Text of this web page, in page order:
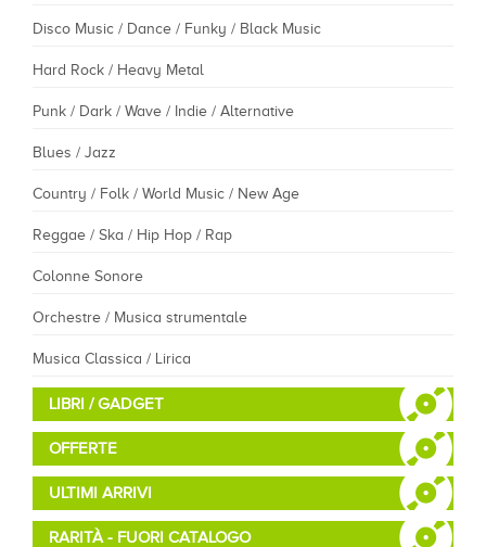
Disco Music / Dance / Funky / Black Music
Hard Rock / Heavy Metal
Punk / Dark / Wave / Indie / Alternative
Blues / Jazz
Country / Folk / World Music / New Age
Reggae / Ska / Hip Hop / Rap
Colonne Sonore
Orchestre / Musica strumentale
Musica Classica / Lirica
LIBRI / GADGET
OFFERTE
ULTIMI ARRIVI
RARITÀ - FUORI CATALOGO